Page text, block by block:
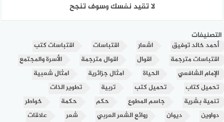
لا تقيد نفسك وسوف تنجح
التصنيفات
أحمد خالد توفيق اشعار اقتباسات
اقتباسات كتب
اقتباسات مترجمة
اقوال اقوال مترجمة
الأسرة والمجتمع
الإمام الشافعي
الحياة امثال جزائرية
امثال شعبية
تحميل كتاب
تحميل كتب تربية
تطوير الذات
تنمية بشرية
جاسم المطوع حكم حكمة
خواطر
دواوين
ديوان روائع الشعر العربي شعر
علاقات